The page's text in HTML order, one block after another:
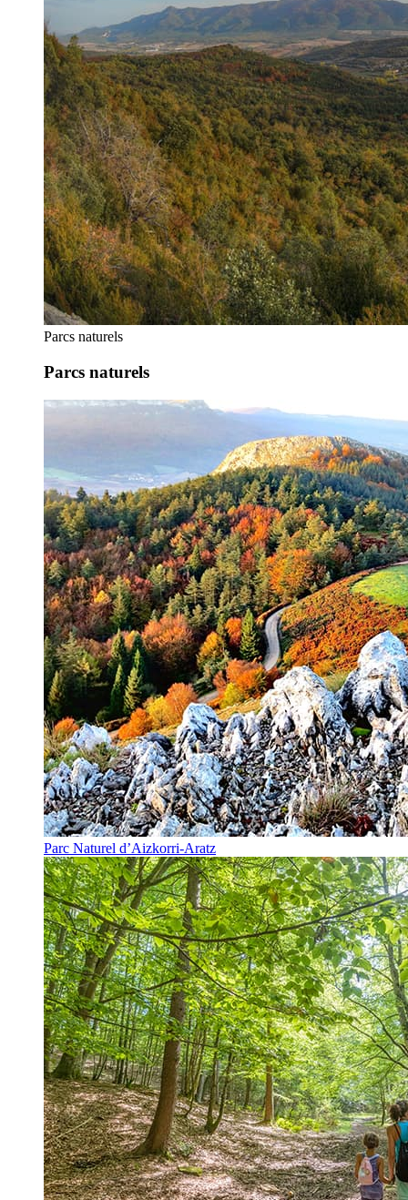
Parcs naturels
Parcs naturels
Parc Naturel d’Aizkorri-Aratz